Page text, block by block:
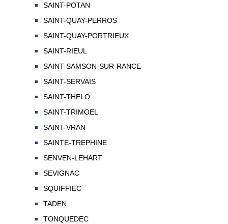
SAINT-POTAN
SAINT-QUAY-PERROS
SAINT-QUAY-PORTRIEUX
SAINT-RIEUL
SAINT-SAMSON-SUR-RANCE
SAINT-SERVAIS
SAINT-THELO
SAINT-TRIMOEL
SAINT-VRAN
SAINTE-TREPHINE
SENVEN-LEHART
SEVIGNAC
SQUIFFIEC
TADEN
TONQUEDEC